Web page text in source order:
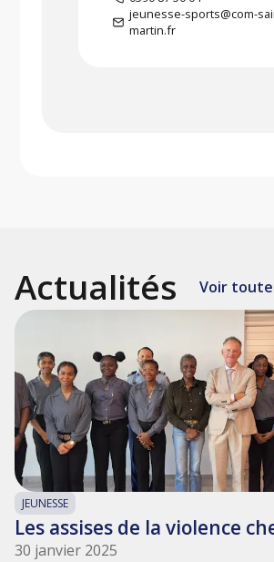
jeunesse-sports@com-
martin.fr
Actualités Voir
JEUNESSE
Les assises de la violence
30 janvier 2025